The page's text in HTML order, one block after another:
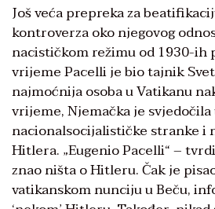
Još veća prepreka za
kontroverza oko njegovog
nacističkom režimu od 1930-ih
vrijeme Pacelli je bio tajnik
najmoćnija osoba u Vatikanu
vrijeme, Njemačka je
nacionalsocijalističke stranke i
Hitlera. „Eugenio Pacelli“ –
znao ništa o Hitleru. Čak je
vatikanskom nunciju u Beču,